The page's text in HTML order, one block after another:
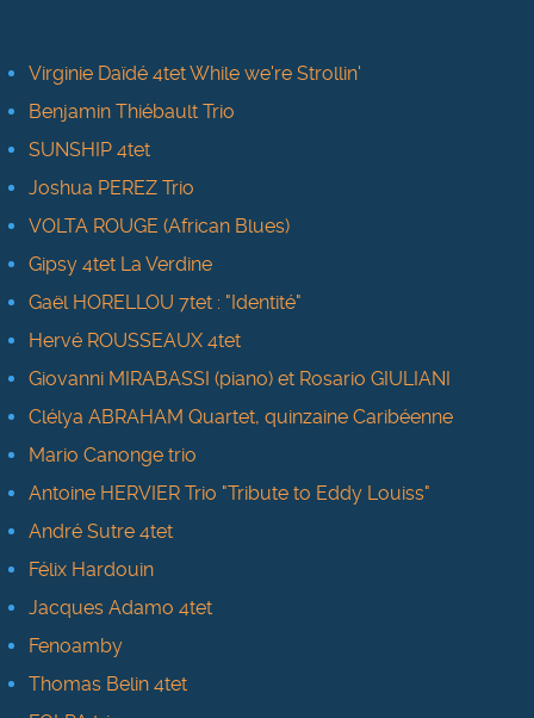
Virginie Daïdé 4tet While we're Strollin'
Benjamin Thiébault Trio
SUNSHIP 4tet
Joshua PEREZ Trio
VOLTA ROUGE (African Blues)
Gipsy 4tet La Verdine
Gaël HORELLOU 7tet : "Identité"
Hervé ROUSSEAUX 4tet
Giovanni MIRABASSI (piano) et Rosario GIULIANI
Clélya ABRAHAM Quartet, quinzaine Caribéenne
Mario Canonge trio
Antoine HERVIER Trio "Tribute to Eddy Louiss"
André Sutre 4tet
Félix Hardouin
Jacques Adamo 4tet
Fenoamby
Thomas Belin 4tet